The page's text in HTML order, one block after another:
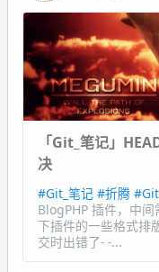
「Git_笔记」
决
#Git_笔记 #折腾 #Git
BlogPHP 插件，中
下插件的一些格式排
交时出错了- -...